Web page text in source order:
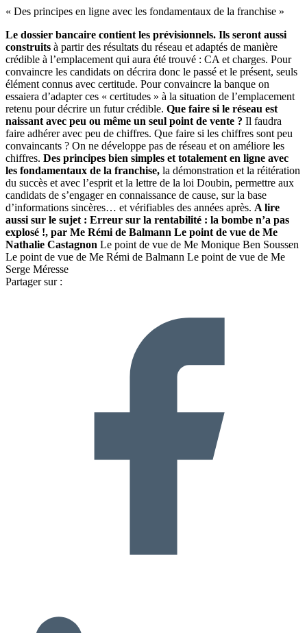
« Des principes en ligne avec les fondamentaux de la franchise »
Le dossier bancaire contient les prévisionnels. Ils seront aussi
construits à partir des résultats du réseau et adaptés de manière
crédible à l’emplacement qui aura été trouvé : CA et charges. Pour
convaincre les candidats on décrira donc le passé et le présent, seuls
élément connus avec certitude. Pour convaincre la banque on
essaiera d’adapter ces « certitudes » à la situation de l’emplacement
retenu pour décrire un futur crédible. Que faire si le réseau est
naissant avec peu ou même un seul point de vente ? Il faudra
faire adhérer avec peu de chiffres. Que faire si les chiffres sont peu
convaincants ? On ne développe pas de réseau et on améliore les
chiffres. Des principes bien simples et totalement en ligne avec
les fondamentaux de la franchise, la démonstration et la réitération
du succès et avec l’esprit et la lettre de la loi Doubin, permettre aux
candidats de s’engager en connaissance de cause, sur la base
d’informations sincères… et vérifiables des années après. A lire
aussi sur le sujet : Erreur sur la rentabilité : la bombe n’a pas
explosé !, par Me Rémi de Balmann Le point de vue de Me
Nathalie Castagnon Le point de vue de Me Monique Ben Soussen
Le point de vue de Me Rémi de Balmann Le point de vue de Me
Serge Méresse
Partager sur :